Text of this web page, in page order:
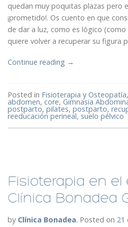
quedan muy poquitas plazas pero
¡prometido!. Os cuento en que
de dar a luz, como es lógico
quiere volver a recuperar su figura
Continue reading →
Posted in Fisioterapia y Osteopatía,
abdomen, core, Gimnasia
postparto, pilates, postparto,
reeducación perineal, suelo pélvico
Fisioterapia en el
Clínica Bonadea
by Clínica Bonadea. Posted on 21